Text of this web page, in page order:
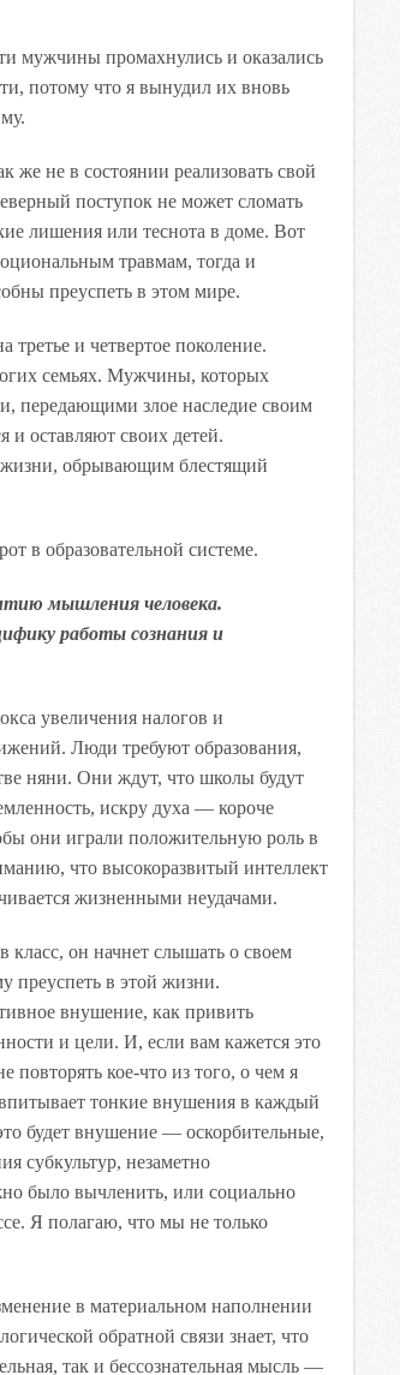
мужчины промахнулись и оказались
потому что я вынудил их вновь
не в состоянии реализовать свой
поступок не может сломать
лишения или теснота в доме. Вот
травмам, тогда и
преуспеть в этом мире.
и четвертое поколение.
семьях. Мужчины, которых
передающими злое наследие своим
и оставляют своих детей.
жизни, обрывающим блестящий
в образовательной системе.
мышления человека.
работы сознания и
увеличения налогов и
Люди требуют образования,
няни. Они ждут, что школы будут
искру духа — короче
они играли положительную роль в
что высокоразвитый интеллект
жизненными неудачами.
класс, он начнет слышать о своем
преуспеть в этой жизни.
внушение, как привить
и цели. И, если вам кажется это
повторять кое-что из того, о чем я
тонкие внушения в каждый
будет внушение — оскорбительные,
субкультур, незаметно
было вычленить, или социально
Я полагаю, что мы не только
в материальном наполнении
обратной связи знает, что
так и бессознательная мысль —